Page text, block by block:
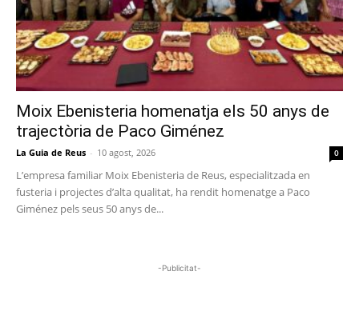
Moix Ebenisteria homenatja els 50 anys de
trajectòria de Paco Giménez
La Guia de Reus - 10 agost, 2026 0
L’empresa familiar Moix Ebenisteria de Reus, especialitzada en
fusteria i projectes d’alta qualitat, ha rendit homenatge a Paco
Giménez pels seus 50 anys de...
-Publicitat-